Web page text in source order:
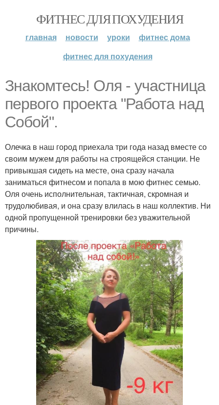
ФИТНЕС ДЛЯ ПОХУДЕНИЯ
главная новости уроки
фитнес дома
фитнес для похудения
Знакомтесь! Оля - участница
первого проекта "Работа над
Собой".
Олечка в наш город приехала три года назад вместе со
своим мужем для работы на строящейся станции. Не
привыкшая сидеть на месте, она сразу начала
заниматься фитнесом и попала в мою фитнес семью.
Оля очень исполнительная, тактичная, скромная и
трудолюбивая, и она сразу влилась в наш коллектив. Ни
одной пропущенной тренировки без уважительной
причины.